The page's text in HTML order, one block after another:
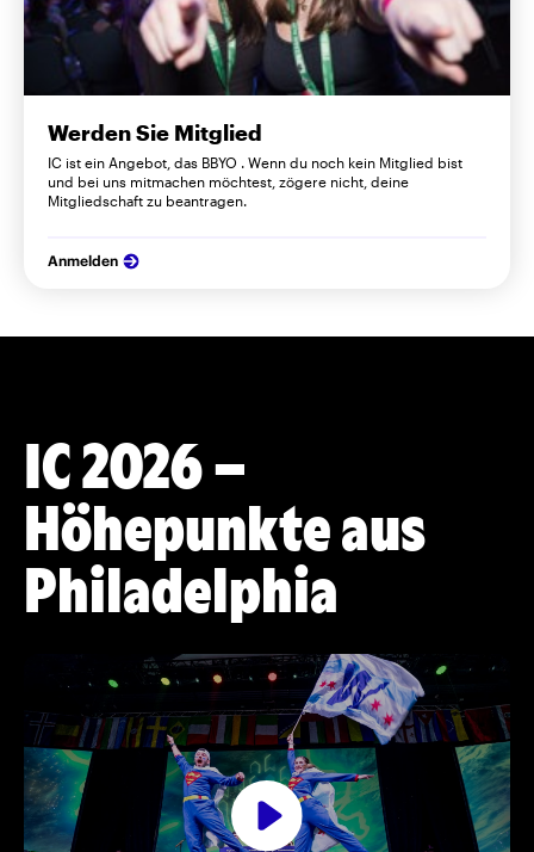
Werden Sie Mitglied
IC ist ein Angebot, das BBYO . Wenn du noch kein Mitglied bist
und bei uns mitmachen möchtest, zögere nicht, deine
Mitgliedschaft zu beantragen.
Anmelden
IC 2026 –
Höhepunkte aus
Philadelphia